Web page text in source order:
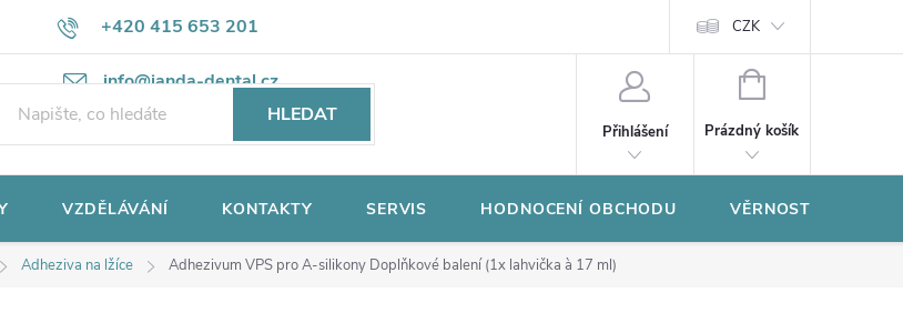
+420 415 653 201
info@janda-dental.cz
poradit? Ochrana osobních údajů CZK
HLEDAT
Přihlášení
NÁKUPNÍ
Prázdný košík
VZDĚLÁVÁNÍ KONTAKTY SERVIS HODNOCENÍ OBCHODU VĚRNOSTNÍ
Adheziva na lžíce Adhezivum VPS pro A-silikony Doplňkové balení (1x lahvička à 17 ml)